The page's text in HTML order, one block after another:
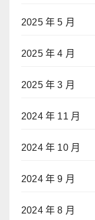
2025 年 5 月
2025 年 4 月
2025 年 3 月
2024 年 11 月
2024 年 10 月
2024 年 9 月
2024 年 8 月